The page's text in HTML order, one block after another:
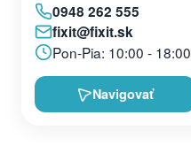
0948 262 555
fixit@fixit.sk
Pon-Pia: 10:00 - 18:00
Navigovať